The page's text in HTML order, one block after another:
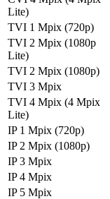
Lite)
TVI 1 Mpix (720p)
TVI 2 Mpix (1080p
Lite)
TVI 2 Mpix (1080p)
TVI 3 Mpix
TVI 4 Mpix (4 Mpix
Lite)
IP 1 Mpix (720p)
IP 2 Mpix (1080p)
IP 3 Mpix
IP 4 Mpix
IP 5 Mpix